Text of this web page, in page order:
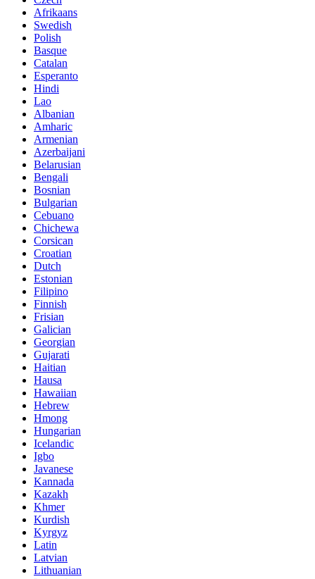
Afrikaans
Swedish
Polish
Basque
Catalan
Esperanto
Hindi
Lao
Albanian
Amharic
Armenian
Azerbaijani
Belarusian
Bengali
Bosnian
Bulgarian
Cebuano
Chichewa
Corsican
Croatian
Dutch
Estonian
Filipino
Finnish
Frisian
Galician
Georgian
Gujarati
Haitian
Hausa
Hawaiian
Hebrew
Hmong
Hungarian
Icelandic
Igbo
Javanese
Kannada
Kazakh
Khmer
Kurdish
Kyrgyz
Latin
Latvian
Lithuanian